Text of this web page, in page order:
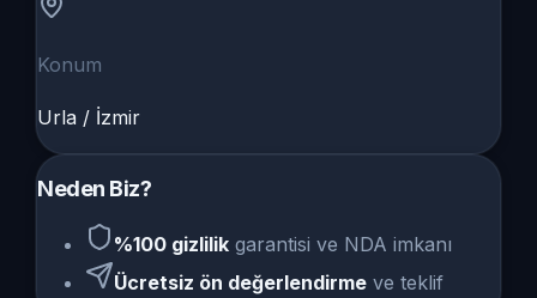
Konum
Urla / İzmir
Neden Biz?
%100 gizlilik garantisi ve NDA imkanı
Ücretsiz ön değerlendirme ve teklif